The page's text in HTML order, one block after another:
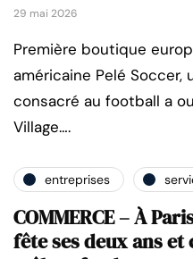
29 mai 2026
Première boutique
américaine Pelé Soccer,
consacré au football a
Village….
entreprises
COMMERCE – À
fête ses deux ans